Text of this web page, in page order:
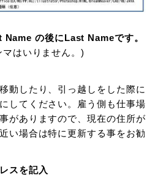
の後にLast Nameです。
はいりません。)
動したり、引っ越しをした際に
してください。雇う側も仕事場
がありますので、現在の住所が
い場合は特に更新する事をお勧
スを記入